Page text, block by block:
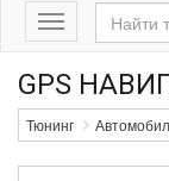
Меню
GPS
Тюнинг